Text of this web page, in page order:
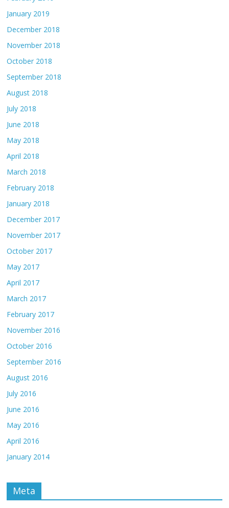
January 2019
December 2018
November 2018
October 2018
September 2018
August 2018
July 2018
June 2018
May 2018
April 2018
March 2018
February 2018
January 2018
December 2017
November 2017
October 2017
May 2017
April 2017
March 2017
February 2017
November 2016
October 2016
September 2016
August 2016
July 2016
June 2016
May 2016
April 2016
January 2014
Meta